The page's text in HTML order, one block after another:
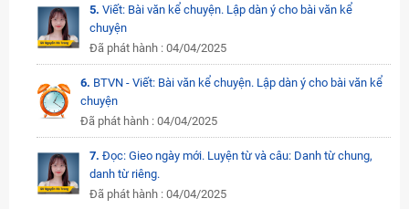
5. Viết: Bài văn kể chuyện. Lập dàn ý cho bài văn kể
chuyện
Đã phát hành : 04/04/2025
6. BTVN - Viết: Bài văn kể chuyện. Lập dàn ý cho bài văn kể
chuyện
Đã phát hành : 04/04/2025
7. Đọc: Gieo ngày mới. Luyện từ và câu: Danh từ chung,
danh từ riêng.
Đã phát hành : 04/04/2025